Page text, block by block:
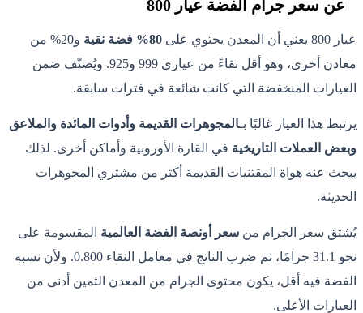
عن سعر جرام الفضة عيار 800
عيار 800 يعني أن المعدن يحتوي على 80% فضة نقية
و20% من
معادن أخرى، وهو أقل نقاءً من عياري 999 و925. ويُصنّف ضمن
العيارات المنخفضة التي كانت شائعة في فترات سابقة.
يرتبط هذا العيار غالبًا بـالمجوهرات القديمة وأدوات المائدة والملاعق
وبعض العملات التاريخية في القارة الأوروبية وأماكن أخرى. لذلك
يبحث عنه هواة المقتنيات القديمة أكثر من مشتري المجوهرات
الحديثة.
يُشتق سعر الجرام من سعر أونصة الفضة العالمية المقسومة على
نحو 31.1 جرامًا، ثم ضرب الناتج في معامل النقاء 0.800. ولأن نسبة
الفضة فيه أقل، يكون محتوى الجرام من المعدن الثمين أدنى من
العيارات الأعلى.